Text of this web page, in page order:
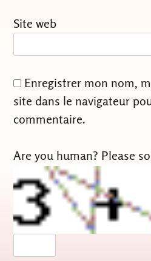
Site web
Enregistrer mon nom,
site dans le navigateur
commentaire.
Are you human? Please